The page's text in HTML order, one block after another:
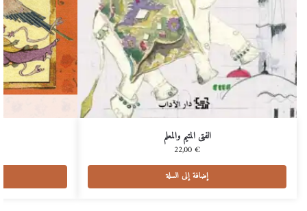
الفتى المتيم والمعلم
22,00€
إضافة إلى السلة